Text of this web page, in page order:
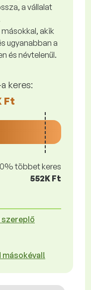
a vállalat
akik
ugyanabban a
és névtelenül.
keres:
Ft
többet keres
552K Ft